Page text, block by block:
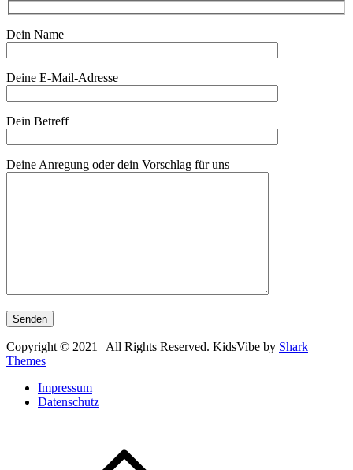
Dein Name
Deine E-Mail-Adresse
Dein Betreff
Deine Anregung oder dein Vorschlag für uns
Copyright © 2021 | All Rights Reserved. KidsVibe by Shark
Themes
Impressum
Datenschutz